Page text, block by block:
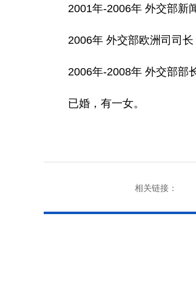
2001年-2006年 外交部新
2006年 外交部欧洲司司长
2006年-2008年 外交部部
已婚，有一女。
相关链接：